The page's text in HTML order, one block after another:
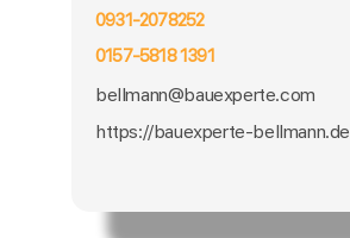
0931-2078252
0157-5818 1391
bellmann@bauexperte.com
https://bauexperte-bellmann.de